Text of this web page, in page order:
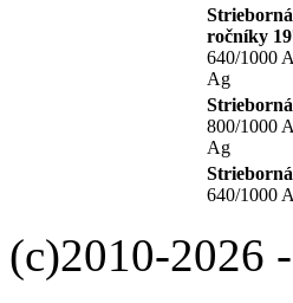
ročníky
640/1000
Ag
800/1000
Ag
640/1000
(c)2010-2026